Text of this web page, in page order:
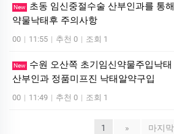
New
초동 임신중절수술 산부인과를 통
약물낙­태후 주의사항
00 | 11:55 | 추천 0 | 조회 1
New
수원 오산쪽 초기임신약물주입낙
산부인과 정품미­프진 낙­태알약구입
00 | 11:49 | 추천 0 | 조회 1
1 » 마지막